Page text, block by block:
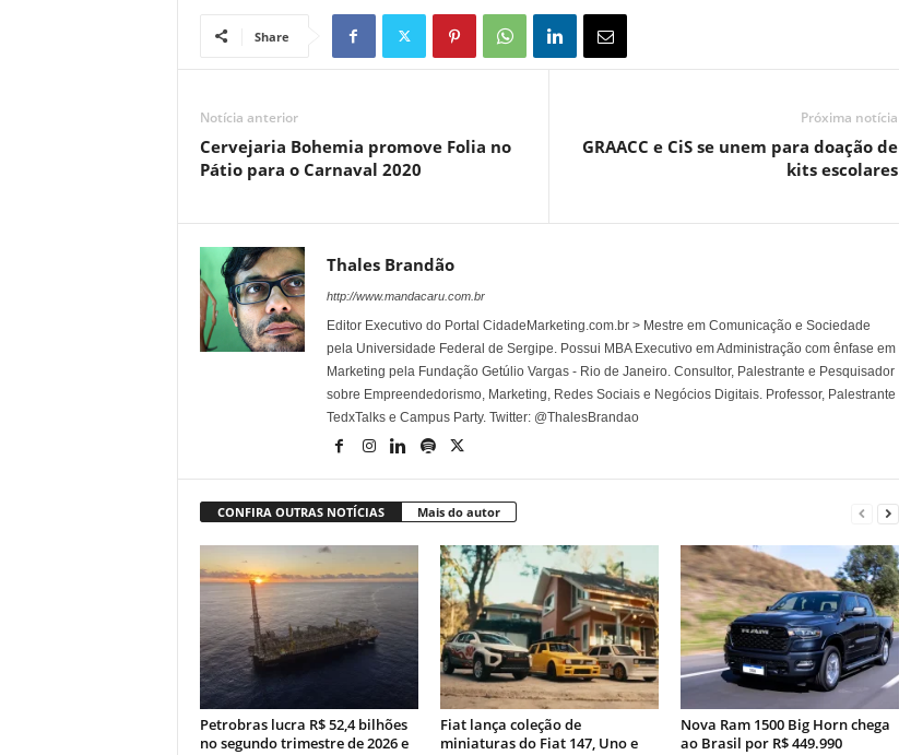
Share
Notícia anterior
Cervejaria Bohemia promove Folia no
Pátio para o Carnaval 2020
Próxima notícia
GRAACC e CiS se unem para doação de
kits escolares
Thales Brandão
http://www.mandacaru.com.br
Editor Executivo do Portal CidadeMarketing.com.br > Mestre em Comunicação e Sociedade
pela Universidade Federal de Sergipe. Possui MBA Executivo em Administração com ênfase em
Marketing pela Fundação Getúlio Vargas - Rio de Janeiro. Consultor, Palestrante e Pesquisador
sobre Empreendedorismo, Marketing, Redes Sociais e Negócios Digitais. Professor, Palestrante
TedxTalks e Campus Party. Twitter: @ThalesBrandao
CONFIRA OUTRAS NOTÍCIAS Mais do autor
Petrobras lucra R$ 52,4 bilhões
no segundo trimestre de 2026 e
Fiat lança coleção de
miniaturas do Fiat 147, Uno e
Nova Ram 1500 Big Horn chega
ao Brasil por R$ 449.990